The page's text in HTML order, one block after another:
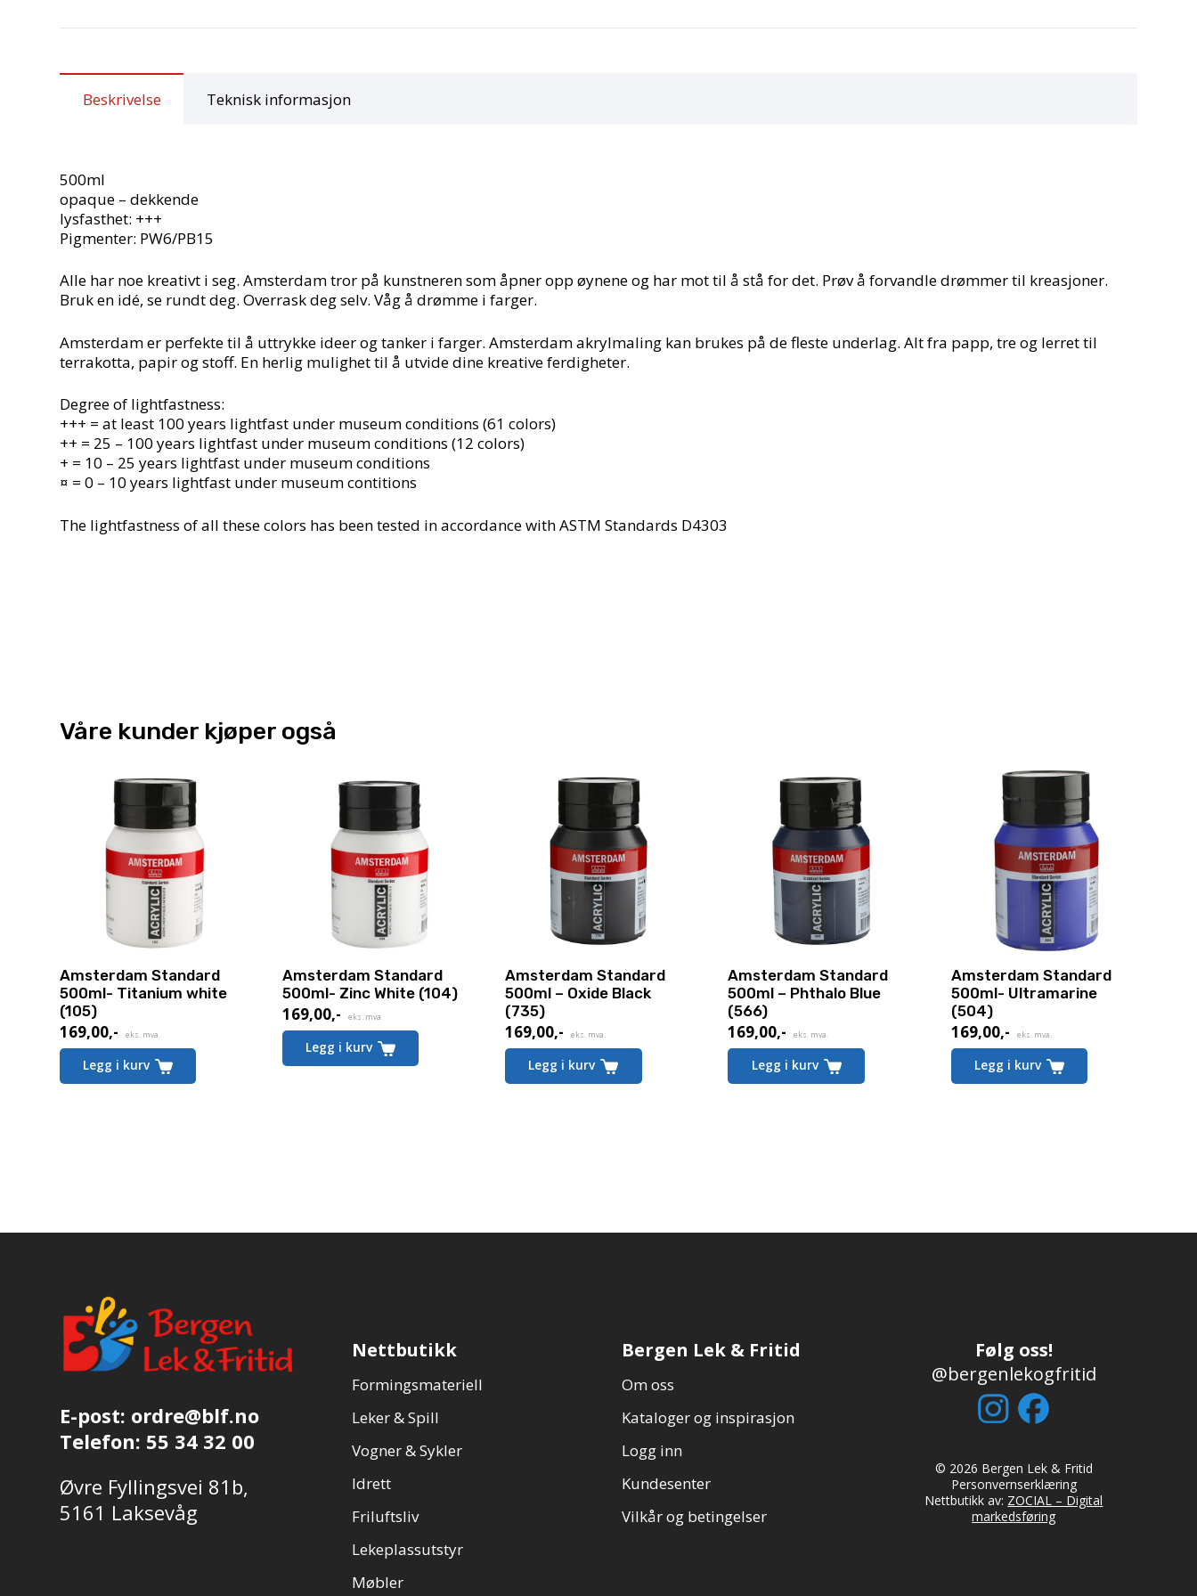
Beskrivelse Teknisk informasjon
500ml
opaque – dekkende
lysfasthet: +++
Pigmenter: PW6/PB15
Alle har noe kreativt i seg. Amsterdam tror på kunstneren som åpner opp øynene og har mot til å stå for det. Prøv å forvandle drømmer til kreasjoner.
Bruk en idé, se rundt deg. Overrask deg selv. Våg å drømme i farger.
Amsterdam er perfekte til å uttrykke ideer og tanker i farger. Amsterdam akrylmaling kan brukes på de fleste underlag. Alt fra papp, tre og lerret til
terrakotta, papir og stoff. En herlig mulighet til å utvide dine kreative ferdigheter.
Degree of lightfastness:
+++ = at least 100 years lightfast under museum conditions (61 colors)
++ = 25 – 100 years lightfast under museum conditions (12 colors)
+ = 10 – 25 years lightfast under museum conditions
¤ = 0 – 10 years lightfast under museum contitions
The lightfastness of all these colors has been tested in accordance with ASTM Standards D4303
Våre kunder kjøper også
Amsterdam Standard
500ml- Titanium white
(105)
169,00,- eks. mva.
Legg i kurv
Amsterdam Standard
500ml- Zinc White (104)
169,00,- eks. mva.
Legg i kurv
Amsterdam Standard
500ml – Oxide Black
(735)
169,00,- eks. mva.
Legg i kurv
Amsterdam Standard
500ml – Phthalo Blue
(566)
169,00,- eks. mva.
Legg i kurv
Amsterdam Standard
500ml- Ultramarine
(504)
169,00,- eks. mva.
Legg i kurv
E-post: ordre@blf.no
Telefon: 55 34 32 00
Øvre Fyllingsvei 81b,
5161 Laksevåg
Nettbutikk
Formingsmateriell
Leker & Spill
Vogner & Sykler
Idrett
Friluftsliv
Lekeplassutstyr
Møbler
Bergen Lek & Fritid
Om oss
Kataloger og inspirasjon
Logg inn
Kundesenter
Vilkår og betingelser
Følg oss!
@bergenlekogfritid
© 2026 Bergen Lek & Fritid
Personvernserklæring
Nettbutikk av: ZOCIAL – Digital
markedsføring